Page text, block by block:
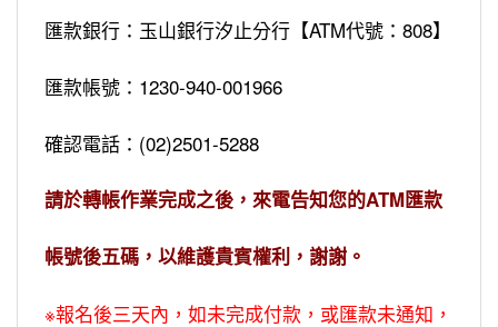
匯款銀行：玉山銀行汐止分行【ATM代號：808】
匯款帳號：1230-940-001966
確認電話：(02)2501-5288
請於轉帳作業完成之後，來電告知您的ATM匯款
帳號後五碼，以維護貴賓權利，謝謝。
※報名後三天內，如未完成付款，或匯款未通知，